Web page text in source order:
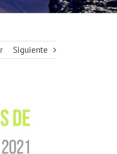
Siguiente